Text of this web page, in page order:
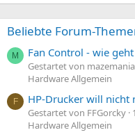
Beliebte Forum-
M Fan Control - wie geht
Gestartet von mazemania
Hardware Allgemein
F HP-Drucker will nicht
Gestartet von FFGorcky
Hardware Allgemein